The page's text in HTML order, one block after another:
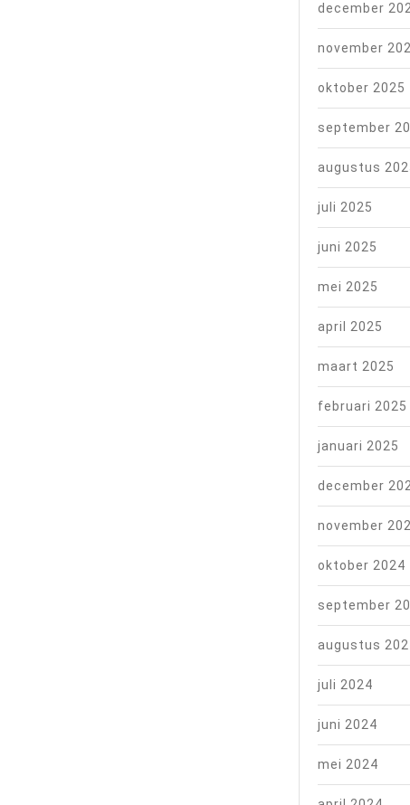
december
november
oktober 2025
september
augustus
juli 2025
juni 2025
mei 2025
april 2025
maart 2025
februari 2025
januari 2025
december
november
oktober 2024
september
augustus
juli 2024
juni 2024
mei 2024